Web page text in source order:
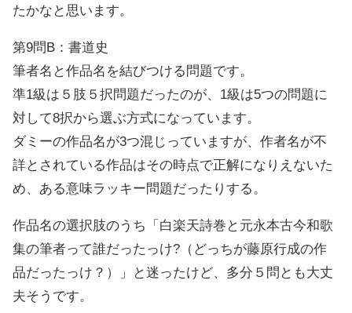
たかなと思います。
第9問B：書道史
筆者名と作品名を結びつける問題です。
準1級は５肢５択問題だったのが、1級は5つの問題に
対して8択から選ぶ方式になっています。
ダミーの作品名が3つ混じっていますが、作者名が不
詳とされている作品はその時点で正解になりえないた
め、ある意味ラッキー問題だったりする。
作品名の選択肢のうち「白楽天詩巻と元永本古今和歌
集の筆者って誰だったっけ?（どっちが藤原行成の作
品だったっけ？）」と迷ったけど、多分５問とも大丈
夫そうです。